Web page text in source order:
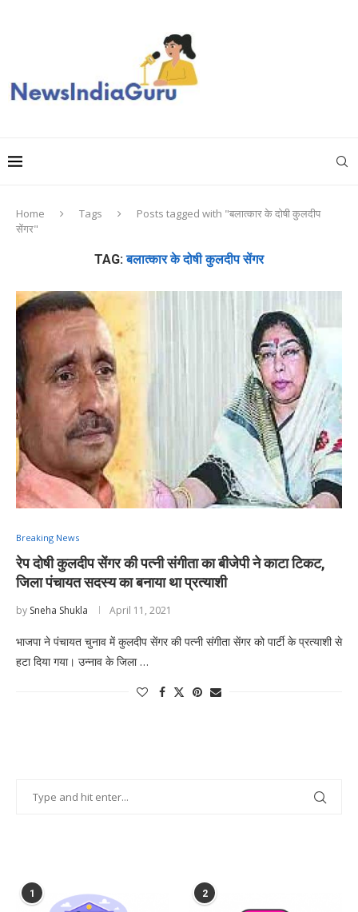
Home Tags
Posts tagged with "बलात्कार के दोषी कुलदीप
सेंगर"
TAG:बलात्कार के दोषी कुलदीप सेंगर
Breaking News
रेप दोषी कुलदीप सेंगर की पत्नी संगीता का बीजेपी ने काटा टिकट,
जिला पंचायत सदस्य का बनाया था प्रत्याशी
by Sneha Shukla April 11, 2021
भाजपा ने पंचायत चुनाव में कुलदीप सेंगर की पत्नी संगीता सेंगर को पार्टी के प्रत्याशी से
हटा दिया गया। उन्नाव के जिला …
1 2